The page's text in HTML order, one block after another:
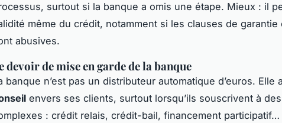
surtout si la banque a omis une étape. Mieux : il
même du crédit, notamment si les clauses de garantie
abusives.
devoir de mise en garde de la banque
banque n’est pas un distributeur automatique d’euros. Elle
envers ses clients, surtout lorsqu’ils souscrivent à
: crédit relais, crédit-bail, financement participatif…